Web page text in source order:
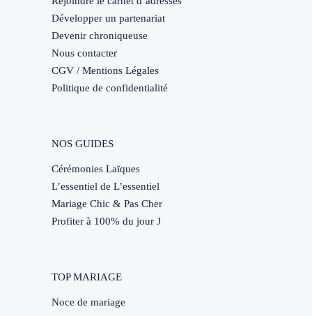
Développer un partenariat
Devenir chroniqueuse
Nous contacter
CGV / Mentions Légales
Politique de confidentialité
NOS GUIDES
Cérémonies Laïques
L’essentiel de L’essentiel
Mariage Chic & Pas Cher
Profiter à 100% du jour J
TOP MARIAGE
Noce de mariage